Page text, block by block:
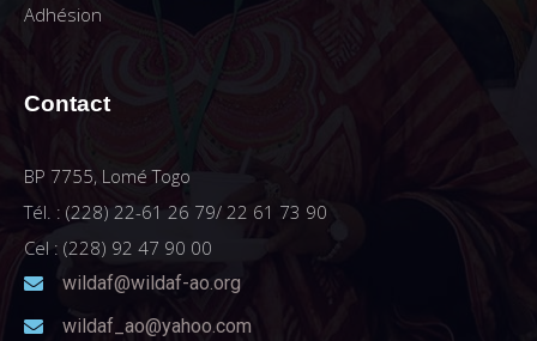
Adhésion
Contact
BP 7755, Lomé Togo
Tél. : (228) 22-61 26 79/ 22 61 73 90
Cel : (228) 92 47 90 00
wildaf@wildaf-ao.org
wildaf_ao@yahoo.com